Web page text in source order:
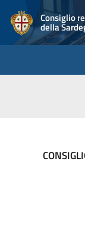
Consiglio
della